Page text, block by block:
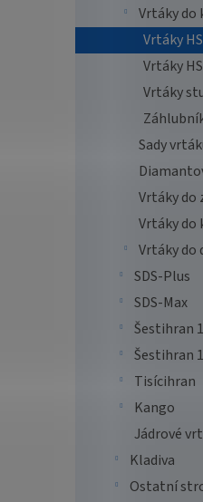
Vrtáky do
Vrtáky
Vrtáky
Vrtáky
Sady
Vrtáky do
Vrtáky do
Vrtáky do
SDS-Plus
SDS-Max
Šestihran 1
Šestihran
Tisícihran
Kango
Jádrové
Kladiva
Ostatní